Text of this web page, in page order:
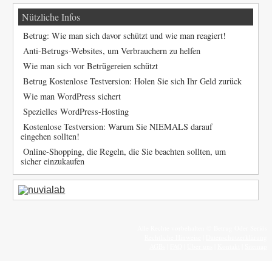
Nützliche Infos
Betrug: Wie man sich davor schützt und wie man reagiert!
Anti-Betrugs-Websites, um Verbrauchern zu helfen
Wie man sich vor Betrügereien schützt
Betrug Kostenlose Testversion: Holen Sie sich Ihr Geld zurück
Wie man WordPress sichert
Spezielles WordPress-Hosting
Kostenlose Testversion: Warum Sie NIEMALS darauf
eingehen sollten!
Online-Shopping, die Regeln, die Sie beachten sollten, um
sicher einzukaufen